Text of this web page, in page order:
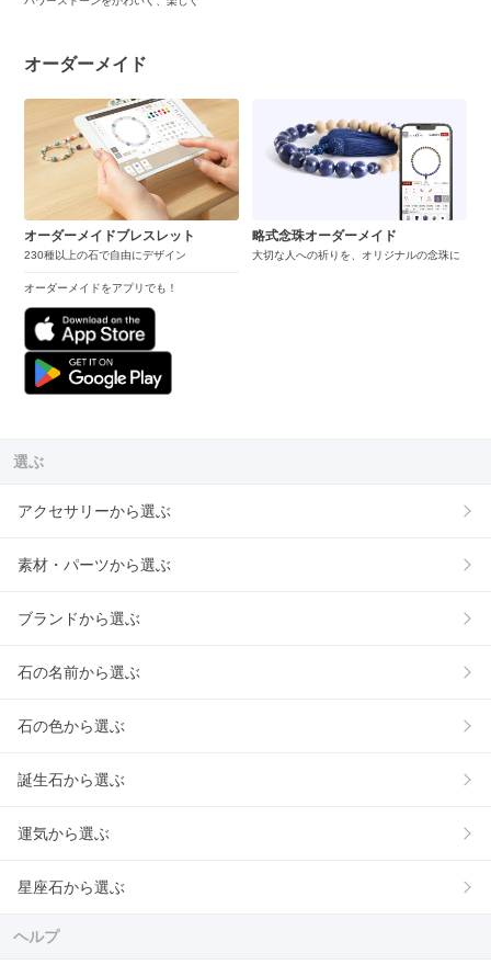
オーダーメイド
オーダーメイドブレスレット
230種以上の石で自由にデザイン
オーダーメイドをアプリでも！
略式念珠オーダーメイド
大切な人への祈りを、オリジナルの念珠に
選ぶ
アクセサリーから選ぶ
素材・パーツから選ぶ
ブランドから選ぶ
石の名前から選ぶ
石の色から選ぶ
誕生石から選ぶ
運気から選ぶ
星座石から選ぶ
ヘルプ